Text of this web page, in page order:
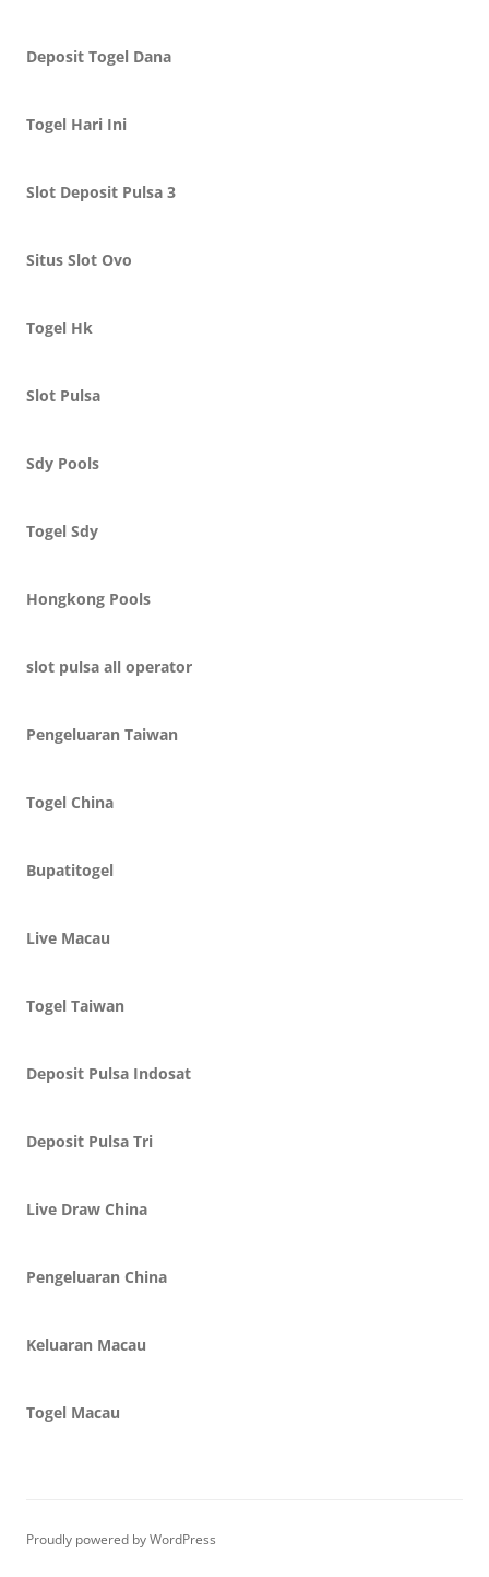
Deposit Togel Dana
Togel Hari Ini
Slot Deposit Pulsa 3
Situs Slot Ovo
Togel Hk
Slot Pulsa
Sdy Pools
Togel Sdy
Hongkong Pools
slot pulsa all operator
Pengeluaran Taiwan
Togel China
Bupatitogel
Live Macau
Togel Taiwan
Deposit Pulsa Indosat
Deposit Pulsa Tri
Live Draw China
Pengeluaran China
Keluaran Macau
Togel Macau
Proudly powered by WordPress